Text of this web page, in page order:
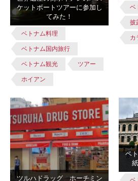
ケットボートツアーに参加し
てみた！
ベトナム料理
ベトナム国内旅行
ベトナム観光 ツアー
ホイアン
ベ
披
カ
ツルハドラッグ ホーチミン
ベ